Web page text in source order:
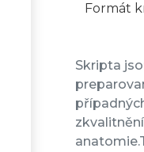
Formát
Skripta